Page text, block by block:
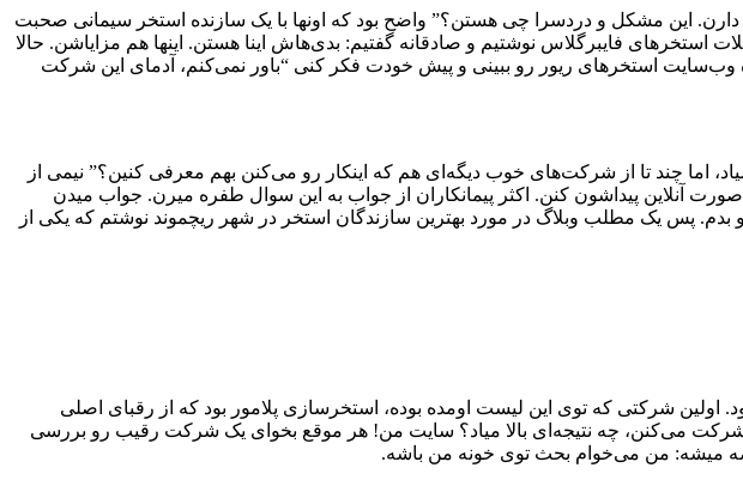
این مشکل و دردسرا چی هستن؟” واضح بود که اونها با یک سازنده استخر سیمانی صحبت
فایبرگلاس نوشتیم و صادقانه گفتیم: بدی‌هاش اینا هستن. اینها هم مزایاشن. حالا
استخرهای ریور رو ببینی و پیش خودت فکر کنی “باور نمی‌کنم، آدمای این شرکت
اما چند تا از شرکت‌های خوب دیگه‌ای هم که اینکار رو می‌کنن بهم معرفی کنین؟” نیمی از
مردم می‌دونن که رقبای ما چه کسانی هستند چون ظرف 5 ثانیه می‌تونن به صورت آنلاین پیداشون کنن. اکثر پیمانکاران از جواب به این سوال طفره میرن. جواب میدن
بدم. پس یک مطلب وبلاگ در مورد بهترین سازندگان استخر در شهر ریچموند نوشتم که یکی از
شرکتی که توی این لیست اومده بوده، استخرسازی پلامور بود که از رقبای اصلی
می‌کنن، چه نتیجه‌ای بالا میاد؟ سایت من! هر موقع بخوای یک شرکت رقیب رو بررسی
میشه: من می‌خوام بحث توی خونه من باشه.